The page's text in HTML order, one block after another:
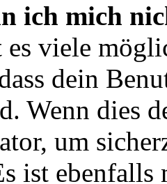
ich mich
viele
dein
Wenn dies
um
ist ebenfalls